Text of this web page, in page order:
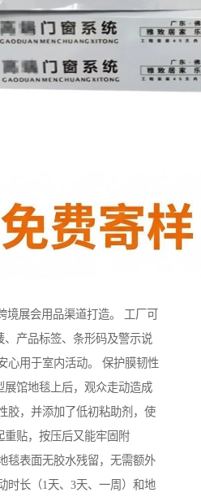
境展会用品渠道打造。 工厂可
、产品标签、条形码及警示说
心用于室内活动。 保护膜韧性
馆地毯上后，观众走动造成
胶，并添加了低初粘助剂，使
贴，按压后又能牢固附
毯表面无胶水残留，无需额外
时长（1天、3天、一周）和地